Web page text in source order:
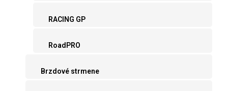
RACING GP
RoadPRO
Brzdové strmene